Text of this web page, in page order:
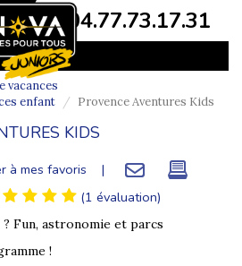
04.77.73.17.31
vacances
enfant
Provence Aventures Kids
KIDS
à mes favoris |
(1 évaluation)
Fun, astronomie et parcs
!